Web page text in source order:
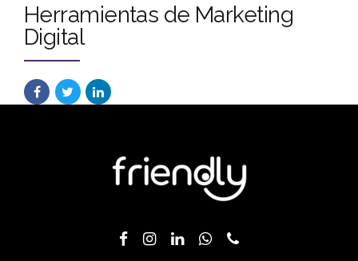
Herramientas de Marketing
Digital